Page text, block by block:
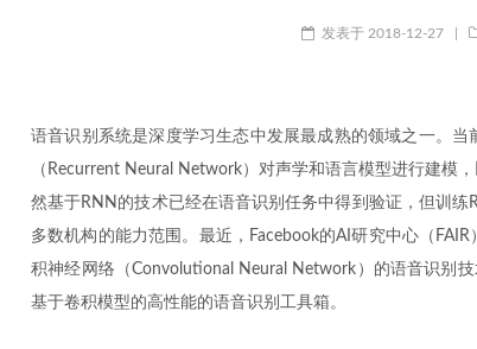
发表于 2018-12-27
语音识别系统是深度学习生态中发展最成熟的领域之一。
（Recurrent Neural Network）对声学和语言模型进行建模
然基于RNN的技术已经在语音识别任务中得到验证，但训
多数机构的能力范围。最近，Facebook的AI研究中心（
积神经网络（Convolutional Neural Network）的语音识别
基于卷积模型的高性能的语音识别工具箱。